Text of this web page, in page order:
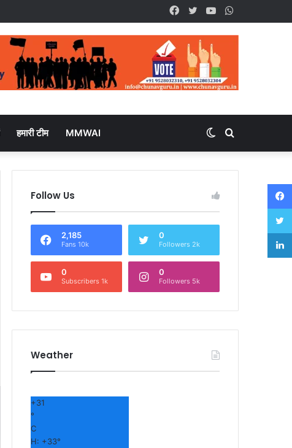
YouTube
Twitter
Facebook
हमारी टीम MMWAI
for
Switch
skin
Follow Us
2,185
Fans 10k
0
Followers 2k
0
Subscribers 1k
0
Followers 5k
Weather
+31
°
C
H: +33°